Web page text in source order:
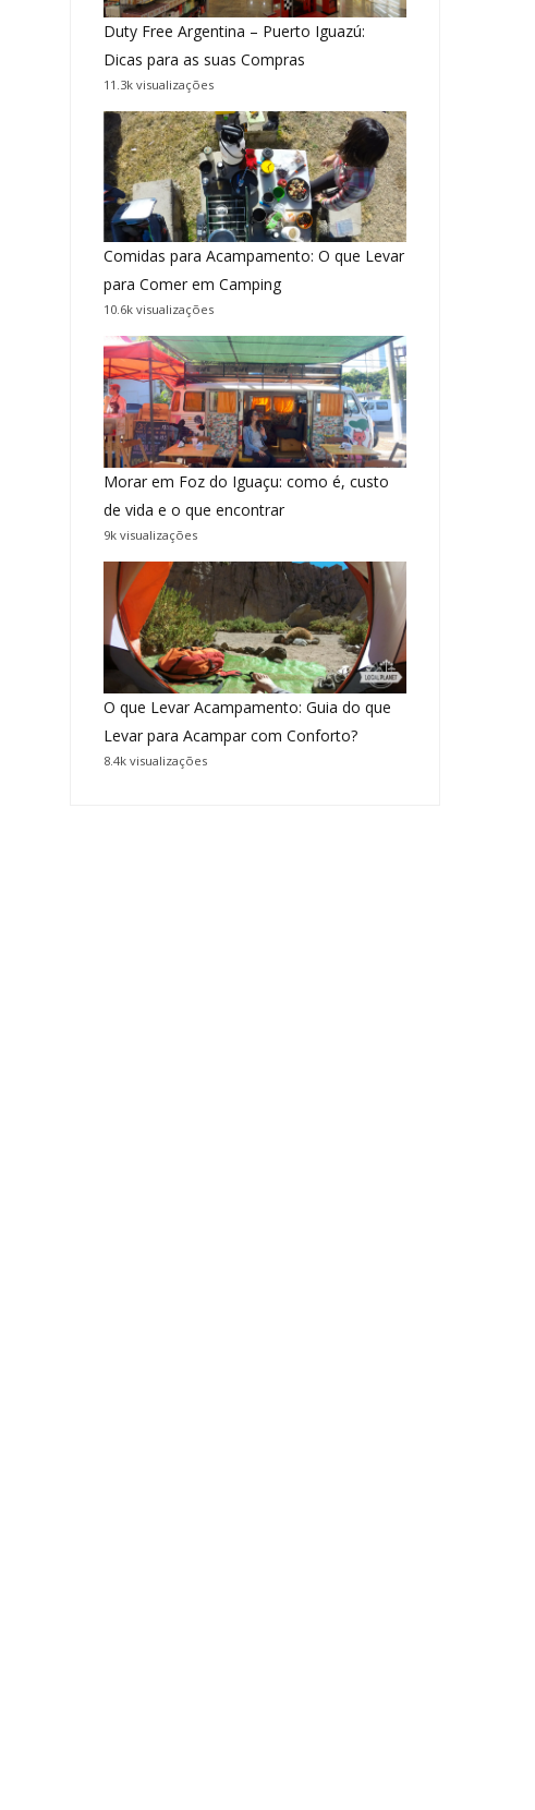
Duty Free Argentina – Puerto Iguazú:
Dicas para as suas Compras
11.3k visualizações
Comidas para Acampamento: O que Levar
para Comer em Camping
10.6k visualizações
Morar em Foz do Iguaçu: como é, custo
de vida e o que encontrar
9k visualizações
O que Levar Acampamento: Guia do que
Levar para Acampar com Conforto?
8.4k visualizações